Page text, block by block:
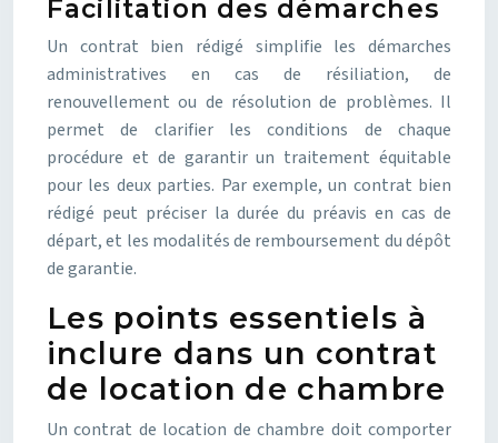
Facilitation des démarches
Un contrat bien rédigé simplifie les démarches
administratives en cas de résiliation, de
renouvellement ou de résolution de problèmes. Il
permet de clarifier les conditions de chaque
procédure et de garantir un traitement équitable
pour les deux parties. Par exemple, un contrat bien
rédigé peut préciser la durée du préavis en cas de
départ, et les modalités de remboursement du dépôt
de garantie.
Les points essentiels à
inclure dans un contrat
de location de chambre
Un contrat de location de chambre doit comporter